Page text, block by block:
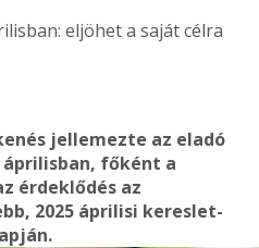
eljöhet a saját célra
jellemezte az eladó
főként a
érdeklődés az
2025 áprilisi kereslet-